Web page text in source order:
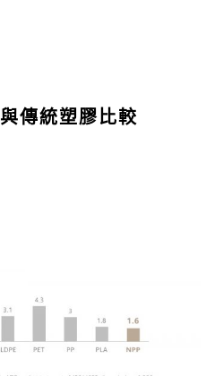
傳統塑膠比較